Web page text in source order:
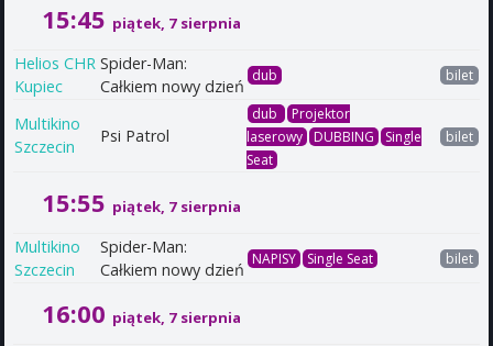
15:45 piątek, 7 sierpnia
Helios CHR
Kupiec
Spider-Man:
Całkiem nowy dzień
dub bilet
Multikino
Szczecin
Psi Patrol
dub
Projektor
laserowy
DUBBING
Single
Seat
bilet
15:55 piątek, 7 sierpnia
Multikino
Szczecin
Spider-Man:
Całkiem nowy dzień
NAPISY Single Seat bilet
16:00 piątek, 7 sierpnia